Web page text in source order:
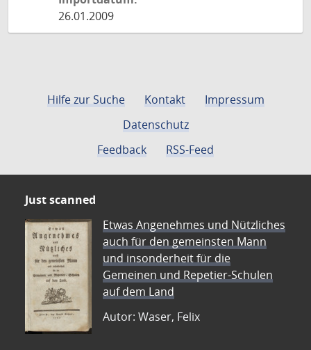
26.01.2009
Hilfe zur Suche Kontakt
Impressum
Datenschutz
Feedback
RSS-Feed
Just scanned
Etwas Angenehmes und Nützliches
auch für den gemeinsten Mann
und insonderheit für die
Gemeinen und Repetier-Schulen
auf dem Land
Autor: Waser, Felix